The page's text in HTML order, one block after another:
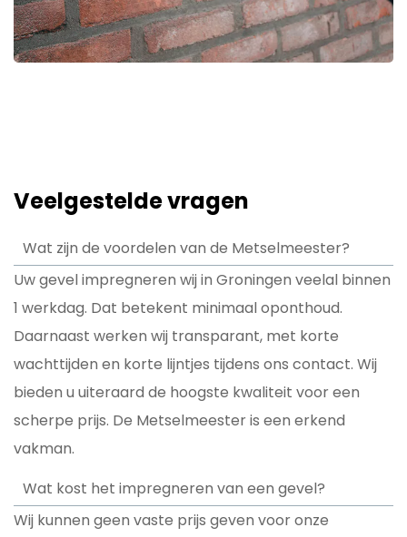
Veelgestelde vragen
Wat zijn de voordelen van de Metselmeester?
Uw gevel impregneren wij in Groningen veelal binnen
1 werkdag. Dat betekent minimaal oponthoud.
Daarnaast werken wij transparant, met korte
wachttijden en korte lijntjes tijdens ons contact. Wij
bieden u uiteraard de hoogste kwaliteit voor een
scherpe prijs. De Metselmeester is een erkend
vakman.
Wat kost het impregneren van een gevel?
Wij kunnen geen vaste prijs geven voor onze